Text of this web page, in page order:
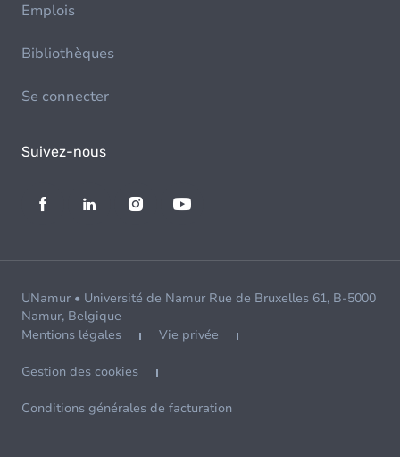
Emplois
Bibliothèques
Se connecter
Suivez-nous
UNamur • Université de Namur Rue de Bruxelles 61, B-5000
Namur, Belgique
Mentions légales
Vie privée
Gestion des cookies
Conditions générales de facturation